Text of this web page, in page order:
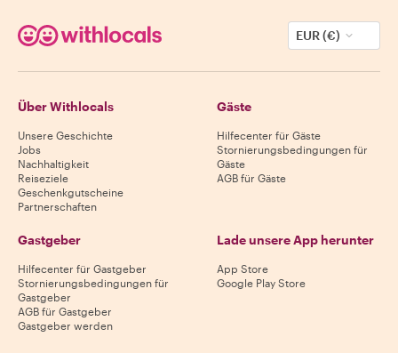
EUR (€)
Über Withlocals
Unsere Geschichte
Jobs
Nachhaltigkeit
Reiseziele
Geschenkgutscheine
Partnerschaften
Gäste
Hilfecenter für Gäste
Stornierungsbedingungen für
Gäste
AGB für Gäste
Gastgeber
Hilfecenter für Gastgeber
Stornierungsbedingungen für
Gastgeber
AGB für Gastgeber
Gastgeber werden
Lade unsere App herunter
App Store
Google Play Store